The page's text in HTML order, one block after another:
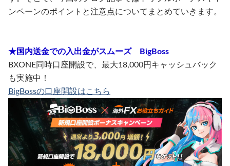
ンペーンのポイントと注意点についてまとめていきます。
★国内送金での入出金がスムーズ BigBoss
BXONE同時口座開設で、最大18,000円キャッシュバック
も実施中！
BigBossの口座開設はこちら